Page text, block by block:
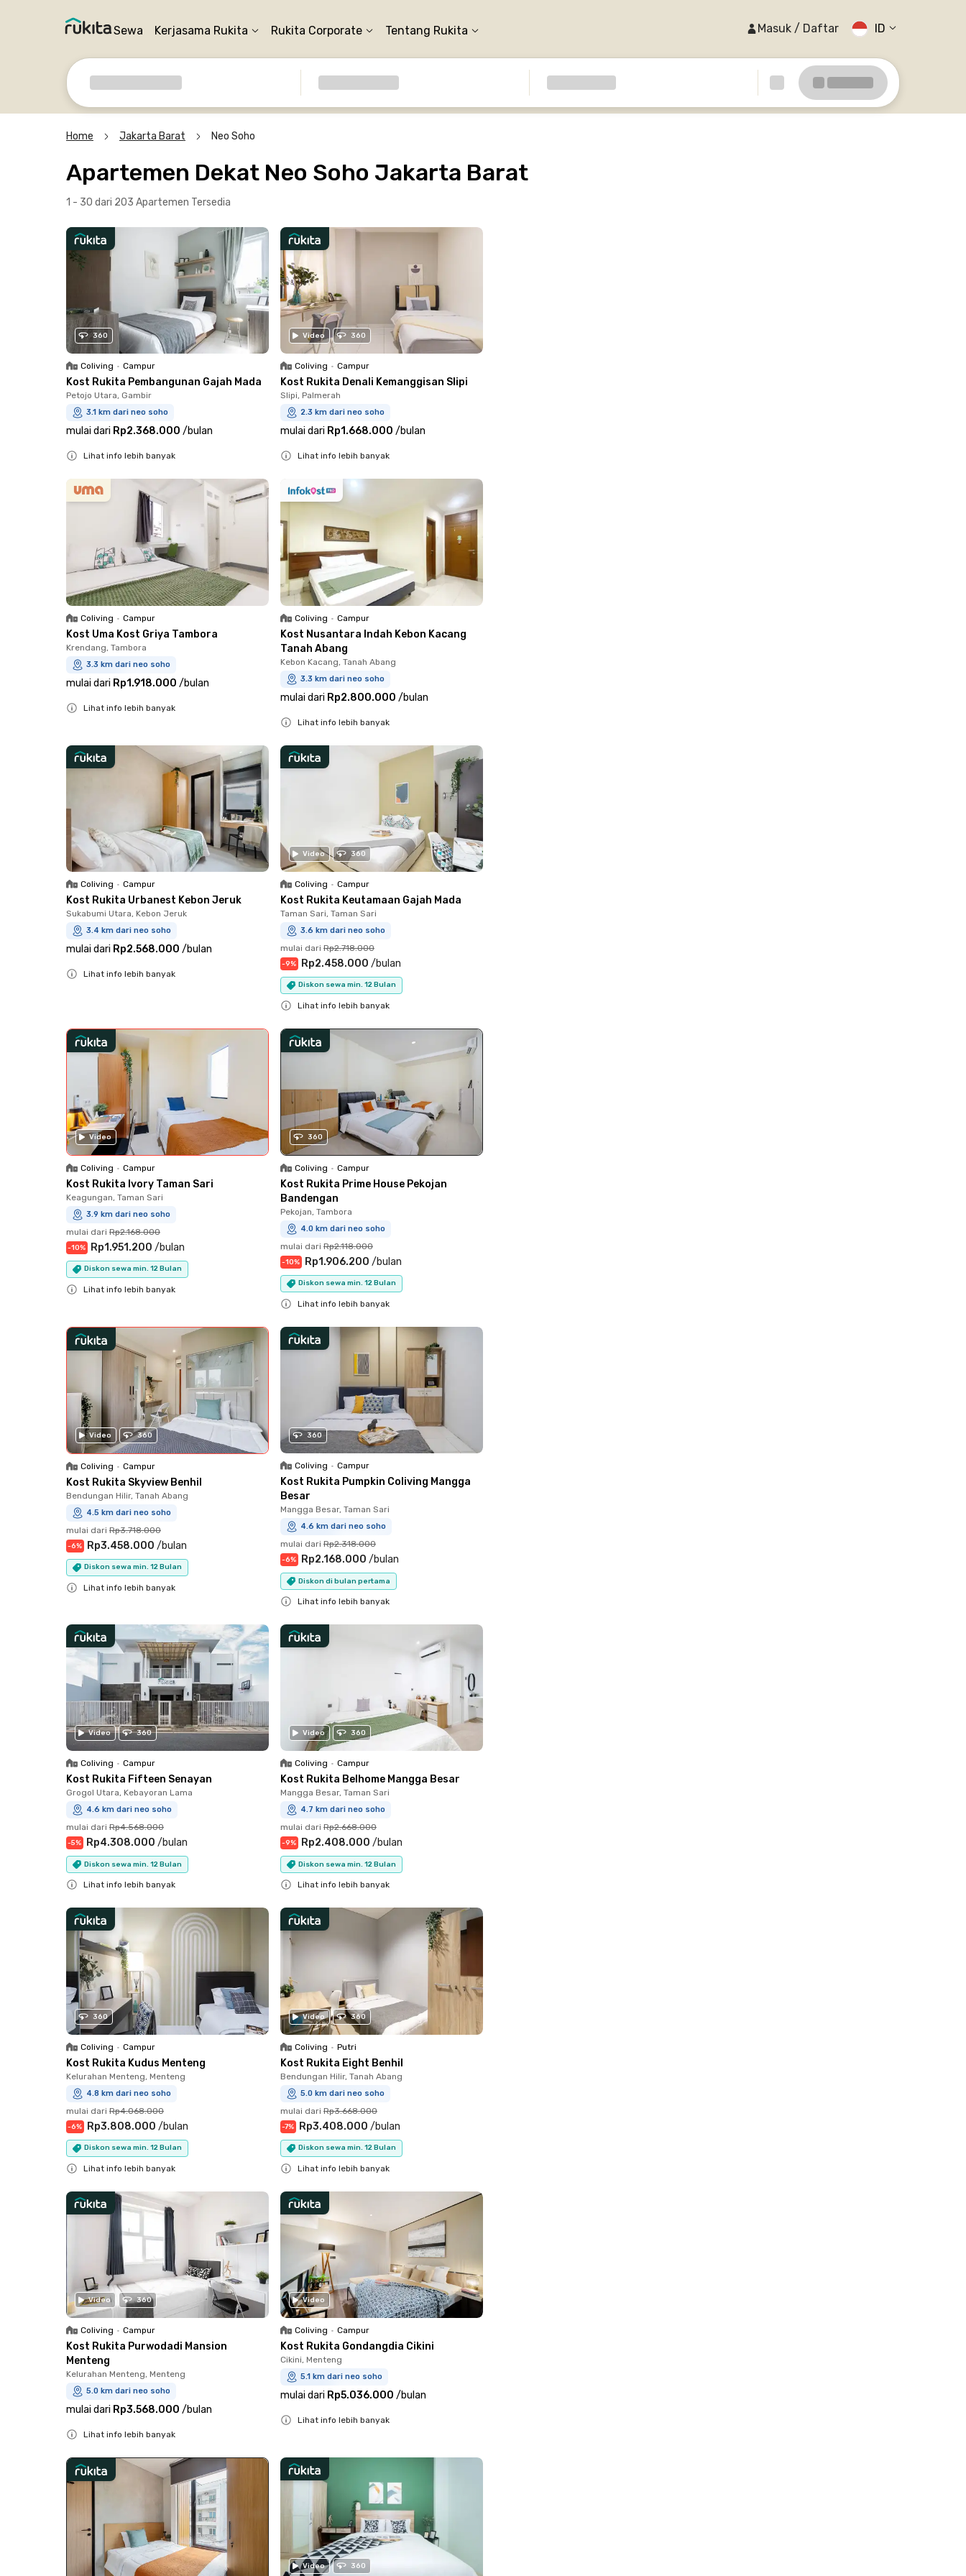
Sewa Kerjasama Rukita Rukita Corporate Tentang Rukita Masuk / Daftar ID
Home Jakarta Barat Neo Soho
Apartemen Dekat Neo Soho Jakarta Barat
1 - 30 dari 203 Apartemen Tersedia
360
Coliving • Campur
Kost Rukita Pembangunan Gajah Mada
Petojo Utara, Gambir
3.1 km dari neo soho
mulai dari Rp2.368.000 /bulan
Lihat info lebih banyak
Video 360
Coliving • Campur
Kost Rukita Denali Kemanggisan Slipi
Slipi, Palmerah
2.3 km dari neo soho
mulai dari Rp1.668.000 /bulan
Lihat info lebih banyak
Coliving • Campur
Kost Uma Kost Griya Tambora
Krendang, Tambora
3.3 km dari neo soho
mulai dari Rp1.918.000 /bulan
Lihat info lebih banyak
Coliving • Campur
Kost Nusantara Indah Kebon Kacang
Tanah Abang
Kebon Kacang, Tanah Abang
3.3 km dari neo soho
mulai dari Rp2.800.000 /bulan
Lihat info lebih banyak
Coliving • Campur
Kost Rukita Urbanest Kebon Jeruk
Sukabumi Utara, Kebon Jeruk
3.4 km dari neo soho
mulai dari Rp2.568.000 /bulan
Lihat info lebih banyak
Video 360
Coliving • Campur
Kost Rukita Keutamaan Gajah Mada
Taman Sari, Taman Sari
3.6 km dari neo soho
mulai dari Rp2.718.000
-9% Rp2.458.000 /bulan
Diskon sewa min. 12 Bulan
Lihat info lebih banyak
Video
Coliving • Campur
Kost Rukita Ivory Taman Sari
Keagungan, Taman Sari
3.9 km dari neo soho
mulai dari Rp2.168.000
-10% Rp1.951.200 /bulan
Diskon sewa min. 12 Bulan
Lihat info lebih banyak
360
Coliving • Campur
Kost Rukita Prime House Pekojan
Bandengan
Pekojan, Tambora
4.0 km dari neo soho
mulai dari Rp2.118.000
-10% Rp1.906.200 /bulan
Diskon sewa min. 12 Bulan
Lihat info lebih banyak
Video 360
Coliving • Campur
Kost Rukita Skyview Benhil
Bendungan Hilir, Tanah Abang
4.5 km dari neo soho
mulai dari Rp3.718.000
-6% Rp3.458.000 /bulan
Diskon sewa min. 12 Bulan
Lihat info lebih banyak
360
Coliving • Campur
Kost Rukita Pumpkin Coliving Mangga
Besar
Mangga Besar, Taman Sari
4.6 km dari neo soho
mulai dari Rp2.318.000
-6% Rp2.168.000 /bulan
Diskon di bulan pertama
Lihat info lebih banyak
Video 360
Coliving • Campur
Kost Rukita Fifteen Senayan
Grogol Utara, Kebayoran Lama
4.6 km dari neo soho
mulai dari Rp4.568.000
-5% Rp4.308.000 /bulan
Diskon sewa min. 12 Bulan
Lihat info lebih banyak
Video 360
Coliving • Campur
Kost Rukita Belhome Mangga Besar
Mangga Besar, Taman Sari
4.7 km dari neo soho
mulai dari Rp2.668.000
-9% Rp2.408.000 /bulan
Diskon sewa min. 12 Bulan
Lihat info lebih banyak
360
Coliving • Campur
Kost Rukita Kudus Menteng
Kelurahan Menteng, Menteng
4.8 km dari neo soho
mulai dari Rp4.068.000
-6% Rp3.808.000 /bulan
Diskon sewa min. 12 Bulan
Lihat info lebih banyak
Video 360
Coliving • Putri
Kost Rukita Eight Benhil
Bendungan Hilir, Tanah Abang
5.0 km dari neo soho
mulai dari Rp3.668.000
-7% Rp3.408.000 /bulan
Diskon sewa min. 12 Bulan
Lihat info lebih banyak
Video 360
Coliving • Campur
Kost Rukita Purwodadi Mansion
Menteng
Kelurahan Menteng, Menteng
5.0 km dari neo soho
mulai dari Rp3.568.000 /bulan
Lihat info lebih banyak
Video
Coliving • Campur
Kost Rukita Gondangdia Cikini
Cikini, Menteng
5.1 km dari neo soho
mulai dari Rp5.036.000 /bulan
Lihat info lebih banyak
Video 360